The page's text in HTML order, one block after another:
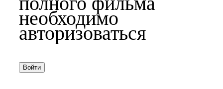
необходимо
авторизоваться
Войти